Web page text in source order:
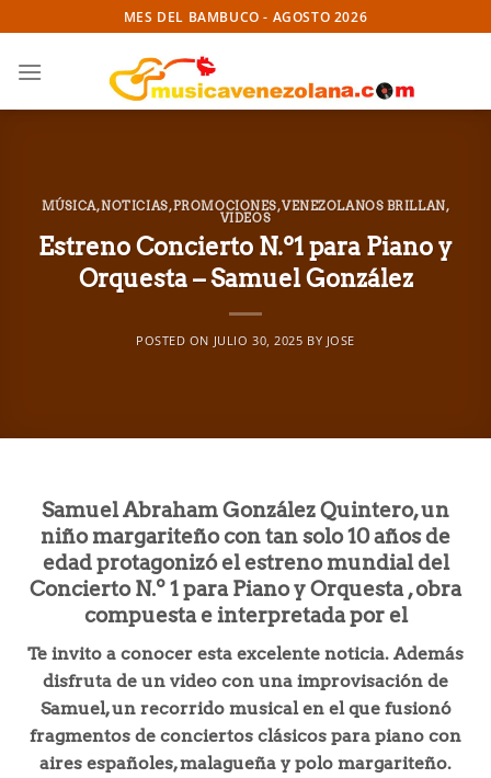
to
content
MES DEL BAMBUCO - AGOSTO 2026
MÚSICA,NOTICIAS,PROMOCIONES,VENEZOLANOS BRILLAN,
VIDEOS
Estreno Concierto N.º1 para Piano y
Orquesta – Samuel González
POSTED ON JULIO 30, 2025 BY JOSE
Samuel Abraham González Quintero, un
niño margariteño con tan solo 10 años de
edad protagonizó elestreno mundial del
Concierto N.º 1 para Piano y Orquesta , obra
compuesta e interpretada por el
Te invito a conocer esta excelente noticia. Además
disfruta de un video con una improvisación de
Samuel, un recorrido musical en el que fusionó
fragmentos de conciertos clásicos para piano con
aires españoles, malagueña y polo margariteño.